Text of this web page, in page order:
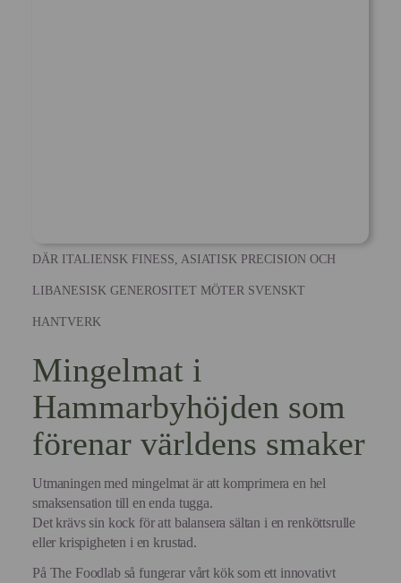
DÄR ITALIENSK FINESS, ASIATISK PRECISION OCH
LIBANESISK GENEROSITET MÖTER SVENSKT
HANTVERK
Mingelmat i
Hammarbyhöjden som
förenar världens smaker
Utmaningen med mingelmat är att komprimera en hel
smaksensation till en enda tugga.
Det krävs sin kock för att balansera sältan i en renköttsrulle
eller krispigheten i en krustad.
På The Foodlab så fungerar vårt kök som ett innovativt